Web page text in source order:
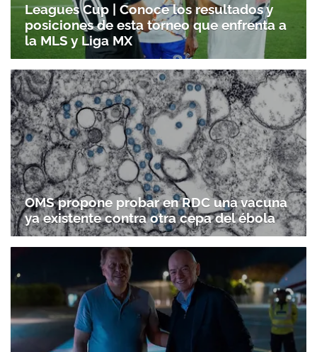
Leagues Cup | Conoce los resultados y
posiciones de esta torneo que enfrenta a
la MLS y Liga MX
OMS propone probar en RDC una vacuna
ya existente contra otra cepa del ébola